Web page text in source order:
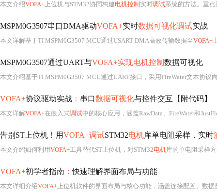
本文介绍VOFA+ 上位机与STM32协同构建电机控制 实时调试系统的方法。重点涵盖
MSPM0G3507串口DMA驱动VOFA+实时数据可视化调试实战
本文详解基于TI MSPM0G3507 MCU通过USART DMA高效传输数据至VOFA+
MSPM0G3507通过UART与VOFA+实现电机控制 数据可视化
本文介绍基于TI MSPM0G3507 MCU通过UART接口，采用FireWater文本协议
VOFA+协议驱动实战 ： 串口数据可视化与控件交互【附代码】
本文详解VOFA+在嵌入式调试中的核心应用，涵盖RawData、FireWater和
告别ST上位机！用VOFA+调试STM32电机库单电阻采样，实时
本文介绍如何利用VOFA+工具替代ST上位机，对STM32电机库的单电阻采样
VOFA+初学者指南 ：快速理解界面布局与功能
本文详细介绍VOFA+ 上位机软件的界面布局与核心功能，涵盖连接配置、数